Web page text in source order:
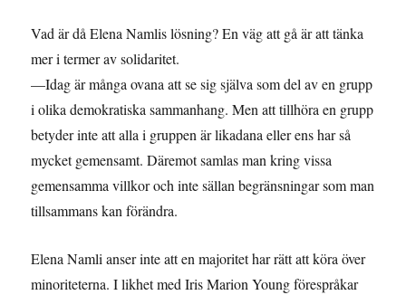
Vad är då Elena Namlis lösning? En väg att gå är att tänka
mer i termer av solidaritet.
—Idag är många ovana att se sig själva som del av en grupp
i olika demokratiska sammanhang. Men att tillhöra en grupp
betyder inte att alla i gruppen är likadana eller ens har så
mycket gemensamt. Däremot samlas man kring vissa
gemensamma villkor och inte sällan begränsningar som man
tillsammans kan förändra.
Elena Namli anser inte att en majoritet har rätt att köra över
minoriteterna. I likhet med Iris Marion Young förespråkar